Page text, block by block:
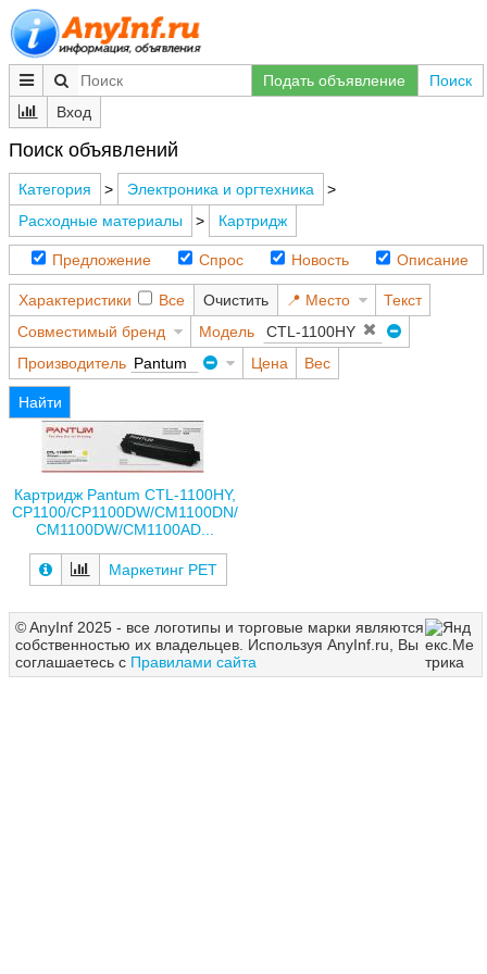
Подать объявление
Поиск
Вход
Поиск объявлений
Категория > Электроника и оргтехника
>
Расходные материалы
> Картридж
Предложение Спрос Новость Описание
Характеристики Все Очистить Место
Текст
Совместимый бренд
Модель
Производитель Pantum Цена Вес
Найти
Картридж Pantum CTL-1100HY,
CP1100/CP1100DW/CM1100DN/
CM1100DW/CM1100AD...
Маркетинг РЕТ
© AnyInf 2025 - все логотипы и торговые марки являются
собственностью их владельцев. Используя AnyInf.ru, Вы
соглашаетесь с Правилами сайта